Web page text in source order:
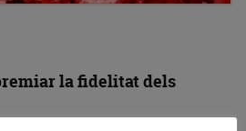
la fidelitat dels